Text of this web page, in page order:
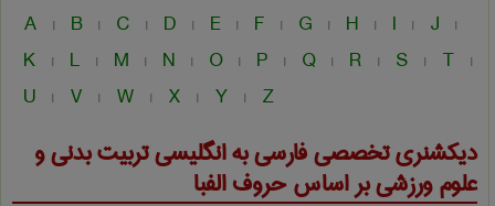
A | B | C | D | E | F | G | H | I | J |
K | L | M | N | O | P | Q | R | S | T |
U | V | W | X | Y | Z
دیکشنری تخصصی فارسی به انگلیسیتربيت بدنی و
علوم ورزشیبر اساس حروف الفبا